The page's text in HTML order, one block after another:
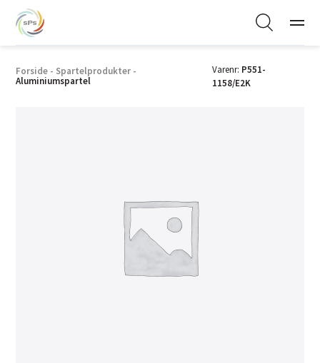
Forside - Spartelprodukter -
Aluminiumspartel
Varenr: P551-
1158/E2K